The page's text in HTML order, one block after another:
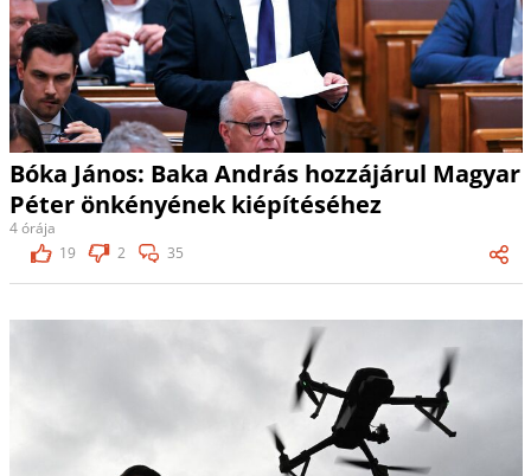
Bóka János: Baka András hozzájárul Magyar
Péter önkényének kiépítéséhez
4 órája
19
2 35